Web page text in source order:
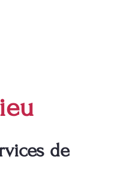
de